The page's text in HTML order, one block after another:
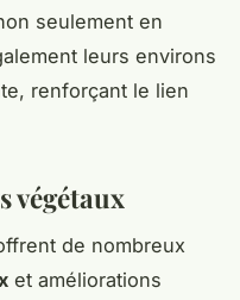
seulement en
leurs environs
renforçant le lien
végétaux
de nombreux
et améliorations